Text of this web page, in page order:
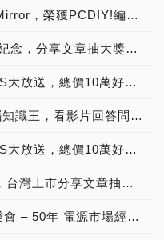
「Western Digital My Cloud Mirror，榮獲PCDIY!編輯推薦肯定！」特別舉辦分享喜訊抽大獎！【得獎公告】
PCDIY! x Crucial 美光20周年紀念，分享文章抽大獎【已結束】
PCDIY! x Western Digital NAS大放送，總價10萬好禮送給你！【得獎公告】
PCDIY! x Western Digital電腦知識王，看影片回答問題抽大獎！【得獎公告】
PCDIY! x Western Digital NAS大放送，總價10萬好禮送給你！【已結束】
AMD RYZEN處理器重返榮耀，台灣上市分享文章抽大獎→ AMD鐵粉回娘家系列活動，第一彈【已結束】
「海韻電子 Seasonic 粉絲同樂會 – 50年 電源市場經營有成，ATX 3優質電源供應器 NVIDIA GeForce RTX 50系列 顯示卡 最佳絕配，分享文章抽大獎」活動說明！